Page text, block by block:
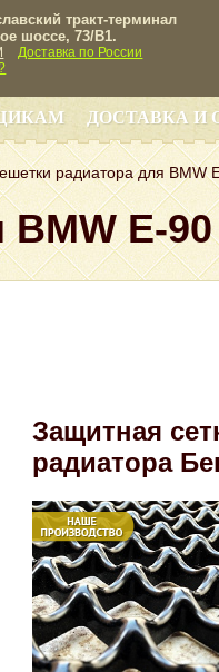
тракт-терминал
шоссе, 73/B1.
Доставка по России
ДОСТАВКА И
радиатора для BMW
E-90
Защитная
радиатора